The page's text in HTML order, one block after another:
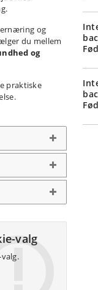
og
du mellem
og
praktiske
valg